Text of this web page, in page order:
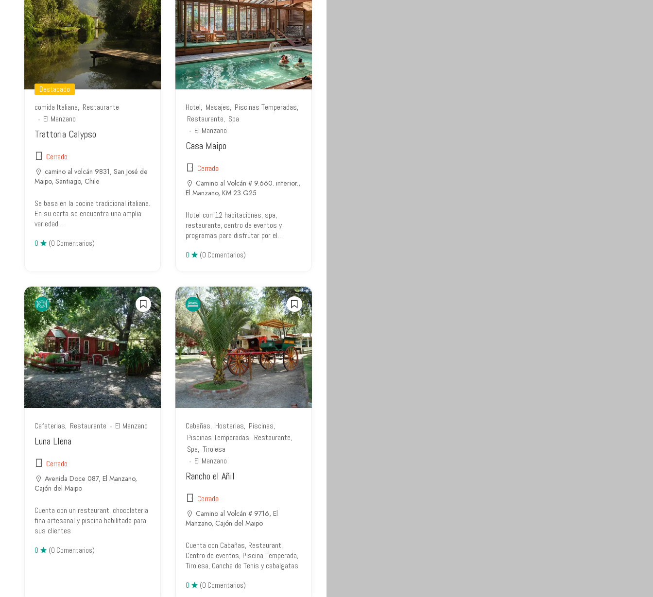
Destacado
comida Italiana Restaurante
El Manzano
Trattoria Calypso
Cerrado
camino al volcán 9831, San José de
Maipo, Santiago, Chile
Se basa en la cocina tradicional italiana.
En su carta se encuentra una amplia
variedad…
0 (0 Comentarios)
Hotel Masajes Piscinas Temperadas
Restaurante Spa
El Manzano
Casa Maipo
Cerrado
Camino al Volcán # 9.660. interior.,
El Manzano, KM 23 G25
Hotel con 12 habitaciones, spa,
restaurante, centro de eventos y
programas para disfrutar por el…
0 (0 Comentarios)
Cafeterias Restaurante El Manzano
Luna Llena
Cerrado
Avenida Doce 087, El Manzano,
Cajón del Maipo
Cuenta con un restaurant, chocolateria
fina artesanal y piscina habilitada para
sus clientes
0 (0 Comentarios)
Cabañas Hosterias Piscinas
Piscinas Temperadas Restaurante
Spa Tirolesa
El Manzano
Rancho el Añil
Cerrado
Camino al Volcán # 9716, El
Manzano, Cajón del Maipo
Cuenta con Cabañas, Restaurant,
Centro de eventos, Piscina Temperada,
Tirolesa, Cancha de Tenis y cabalgatas
0 (0 Comentarios)